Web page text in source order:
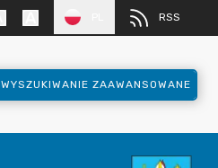
RSS
WYSZUKIWANIE ZAAWANSOWANE